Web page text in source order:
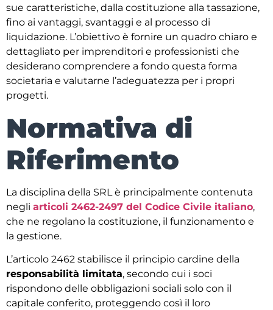
sue caratteristiche, dalla costituzione alla tassazione,
fino ai vantaggi, svantaggi e al processo di
liquidazione. L’obiettivo è fornire un quadro chiaro e
dettagliato per imprenditori e professionisti che
desiderano comprendere a fondo questa forma
societaria e valutarne l’adeguatezza per i propri
progetti.
Normativa di
Riferimento
La disciplina della SRL è principalmente contenuta
negli articoli 2462-2497 del Codice Civile italiano,
che ne regolano la costituzione, il funzionamento e
la gestione.
L’articolo 2462 stabilisce il principio cardine della
responsabilità limitata, secondo cui i soci
rispondono delle obbligazioni sociali solo con il
capitale conferito, proteggendo così il loro